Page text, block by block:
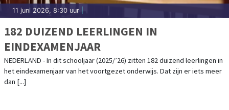
11 juni 2026, 8:30 uur
182 DUIZEND LEERLINGEN IN
EINDEXAMENJAAR
NEDERLAND - In dit schooljaar (2025/’26) zitten 182 duizend leerlingen in
het eindexamenjaar van het voortgezet onderwijs. Dat zijn er iets meer
dan [...]